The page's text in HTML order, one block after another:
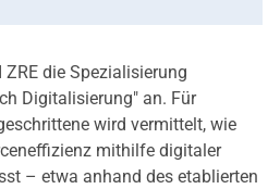
die Spezialisierung
Digitalisierung" an. Für
wird vermittelt, wie
mithilfe digitaler
– etwa anhand des etablierten